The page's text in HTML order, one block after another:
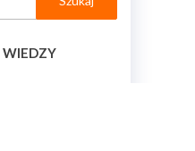
WIEDZY